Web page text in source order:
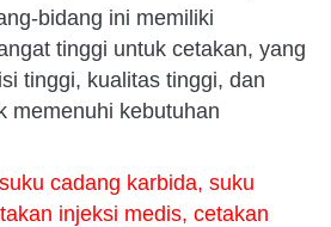
bidang ini memiliki
tinggi untuk cetakan, yang
tinggi, kualitas tinggi, dan
memenuhi kebutuhan
cadang karbida, suku
injeksi medis, cetakan